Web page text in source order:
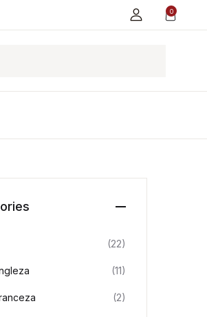
0
(22)
(11)
(2)